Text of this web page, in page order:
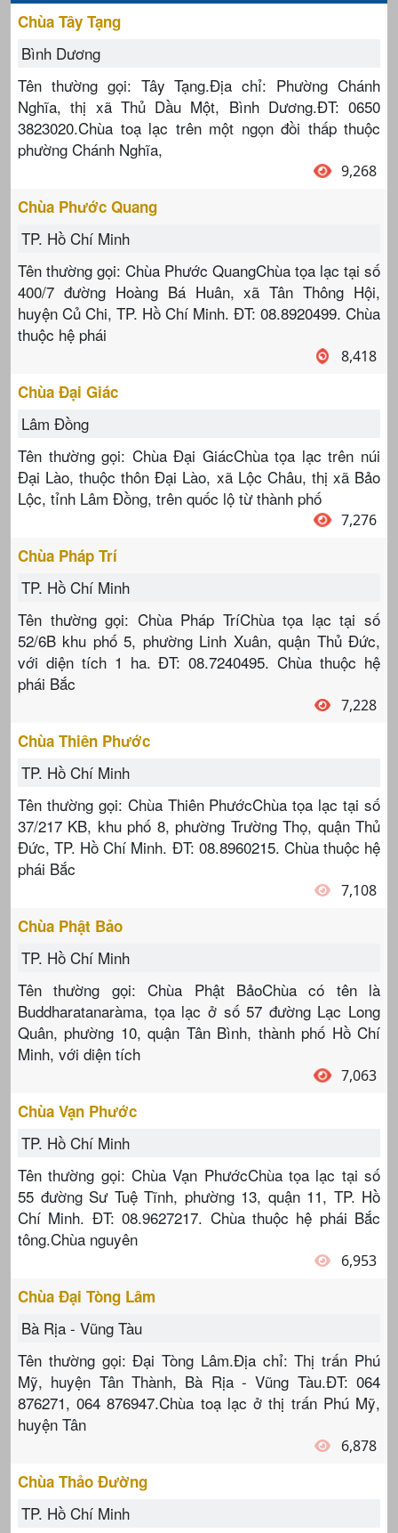
Chùa Tây Tạng
Bình Dương
Tên thường gọi: Tây Tạng.Địa chỉ: Phường Chánh
Nghĩa, thị xã Thủ Dầu Một, Bình Dương.ĐT: 0650
3823020.Chùa toạ lạc trên một ngọn đồi thấp thuộc
phường Chánh Nghĩa,
9,268
Chùa Phước Quang
TP. Hồ Chí Minh
Tên thường gọi: Chùa Phước QuangChùa tọa lạc tại số
400/7 đường Hoàng Bá Huân, xã Tân Thông Hội,
huyện Củ Chi, TP. Hồ Chí Minh. ĐT: 08.8920499. Chùa
thuộc hệ phái
8,418
Chùa Đại Giác
Lâm Đồng
Tên thường gọi: Chùa Đại GiácChùa tọa lạc trên núi
Đại Lào, thuộc thôn Đại Lào, xã Lộc Châu, thị xã Bảo
Lộc, tỉnh Lâm Đồng, trên quốc lộ từ thành phố
7,276
Chùa Pháp Trí
TP. Hồ Chí Minh
Tên thường gọi: Chùa Pháp TríChùa tọa lạc tại số
52/6B khu phố 5, phường Linh Xuân, quận Thủ Đức,
với diện tích 1 ha. ĐT: 08.7240495. Chùa thuộc hệ
phái Bắc
7,228
Chùa Thiên Phước
TP. Hồ Chí Minh
Tên thường gọi: Chùa Thiên PhướcChùa tọa lạc tại số
37/217 KB, khu phố 8, phường Trường Thọ, quận Thủ
Đức, TP. Hồ Chí Minh. ĐT: 08.8960215. Chùa thuộc hệ
phái Bắc
7,108
Chùa Phật Bảo
TP. Hồ Chí Minh
Tên thường gọi: Chùa Phật BảoChùa có tên là
Buddharatanaràma, tọa lạc ở số 57 đường Lạc Long
Quân, phường 10, quận Tân Bình, thành phố Hồ Chí
Minh, với diện tích
7,063
Chùa Vạn Phước
TP. Hồ Chí Minh
Tên thường gọi: Chùa Vạn PhướcChùa tọa lạc tại số
55 đường Sư Tuệ Tĩnh, phường 13, quận 11, TP. Hồ
Chí Minh. ĐT: 08.9627217. Chùa thuộc hệ phái Bắc
tông.Chùa nguyên
6,953
Chùa Đại Tòng Lâm
Bà Rịa - Vũng Tàu
Tên thường gọi: Đại Tòng Lâm.Địa chỉ: Thị trấn Phú
Mỹ, huyện Tân Thành, Bà Rịa - Vũng Tàu.ĐT: 064
876271, 064 876947.Chùa toạ lạc ở thị trấn Phú Mỹ,
huyện Tân
6,878
Chùa Thảo Đường
TP. Hồ Chí Minh